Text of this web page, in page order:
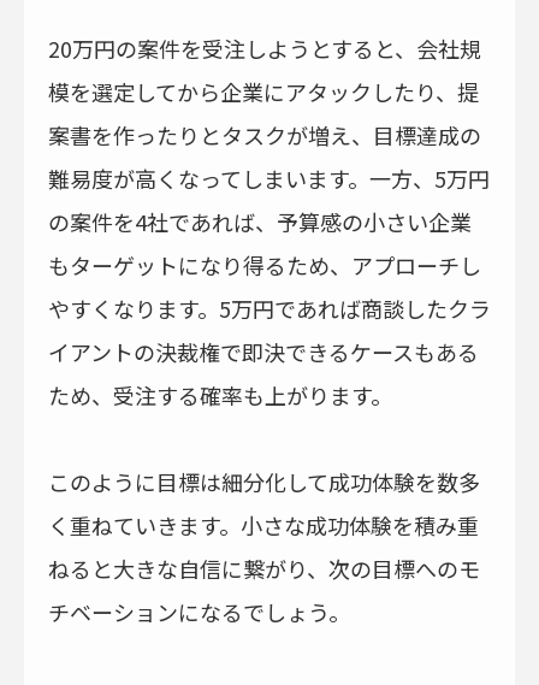
20万円の案件を受注しようとすると、会社規
模を選定してから企業にアタックしたり、提
案書を作ったりとタスクが増え、目標達成の
難易度が高くなってしまいます。一方、5万円
の案件を4社であれば、予算感の小さい企業
もターゲットになり得るため、アプローチし
やすくなります。5万円であれば商談したクラ
イアントの決裁権で即決できるケースもある
ため、受注する確率も上がります。
このように目標は細分化して成功体験を数多
く重ねていきます。小さな成功体験を積み重
ねると大きな自信に繋がり、次の目標へのモ
チベーションになるでしょう。